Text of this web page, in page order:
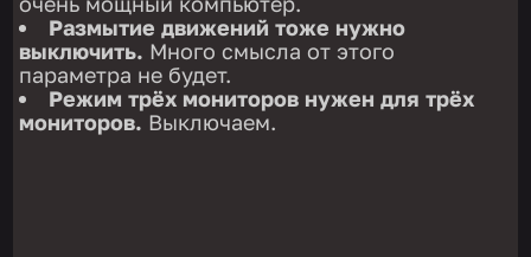
Размытие движений тоже нужно
выключить. Много смысла от этого
параметра не будет.
Режим трёх мониторов нужен для трёх
мониторов. Выключаем.